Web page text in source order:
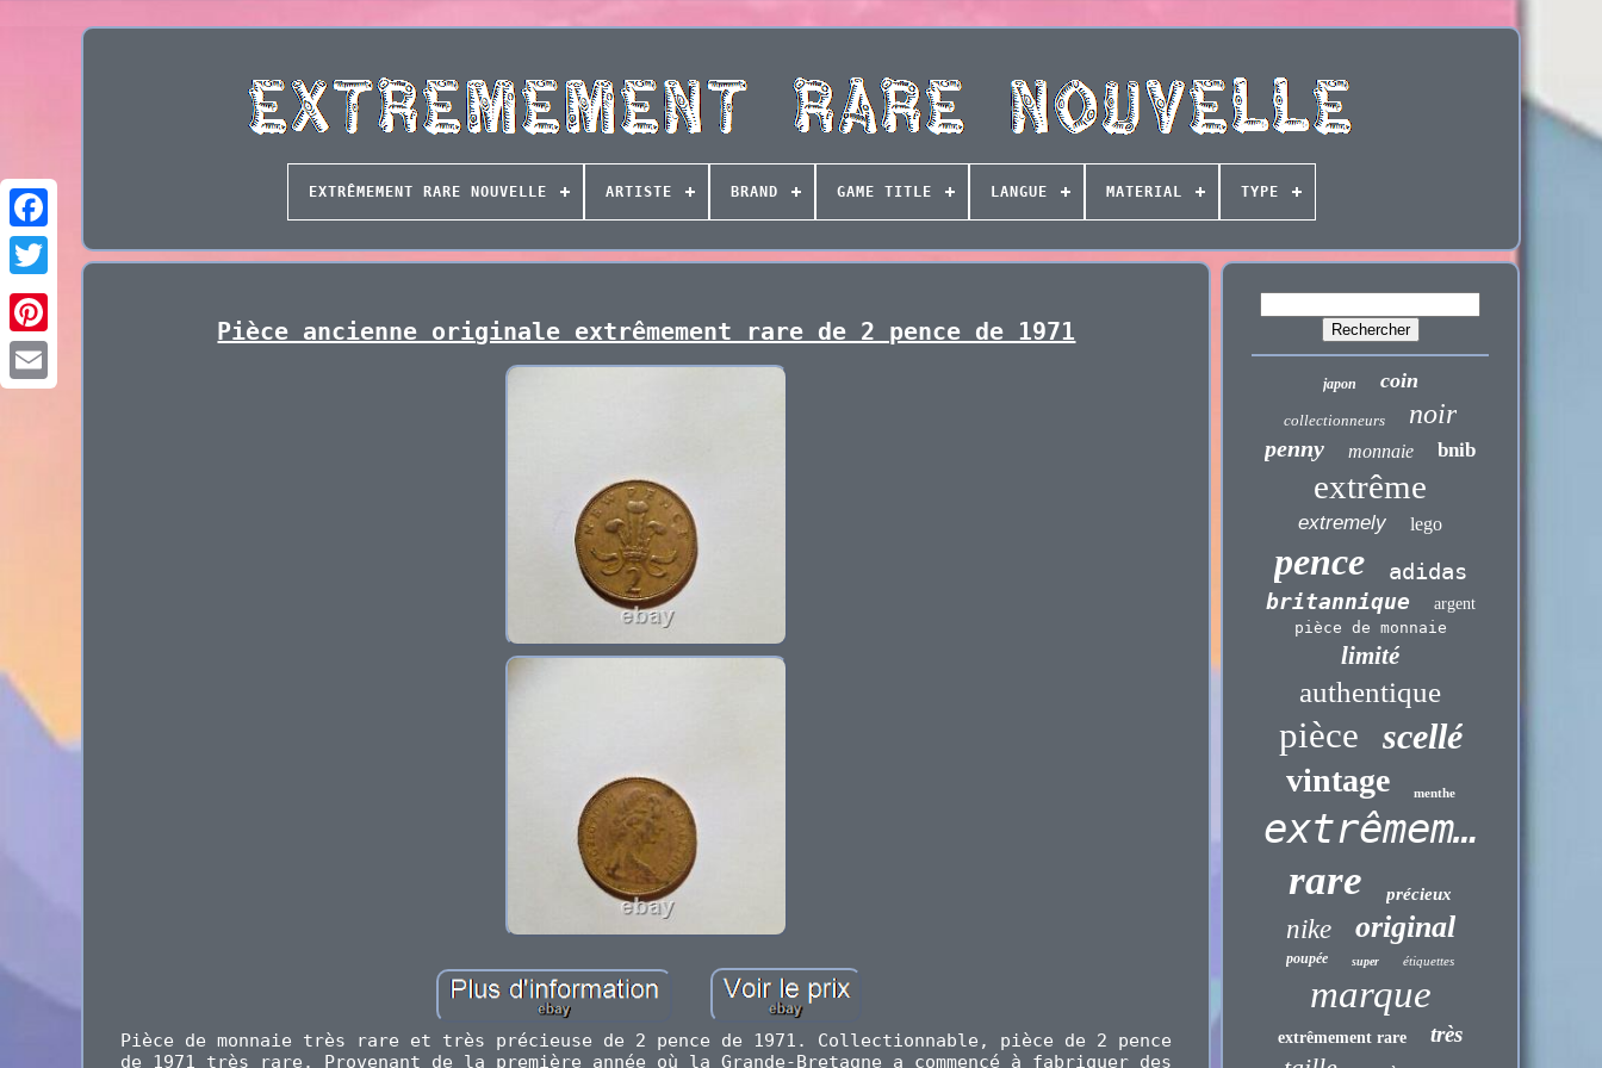
EXTRÊMEMENT RARE NOUVELLE ARTISTE BRAND GAME TITLE LANGUE MATERIAL TYPE
Pièce ancienne originale extrêmement rare de 2 pence de 1971
Pièce de monnaie très rare et très précieuse de 2 pence de 1971. Collectionnable, pièce de 2 pence
de 1971 très rare. Provenant de la première année où la Grande-Bretagne a commencé à fabriquer des
japon coin
collectionneurs noir
penny monnaie bnib
extrême
extremely lego
pence adidas
britannique
argent
pièce de monnaie
limité
authentique
pièce scellé
vintage menthe
extrêmement
rare précieux
nike original
poupée super étiquettes
marque
extrêmement rare très